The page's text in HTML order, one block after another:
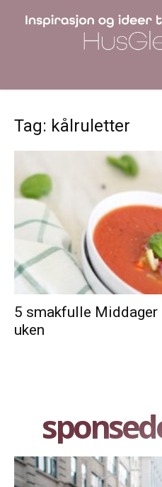
Tag: kålruletter
5 smakfulle Middager
uken